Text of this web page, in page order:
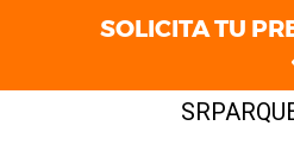
SOLICITA TU